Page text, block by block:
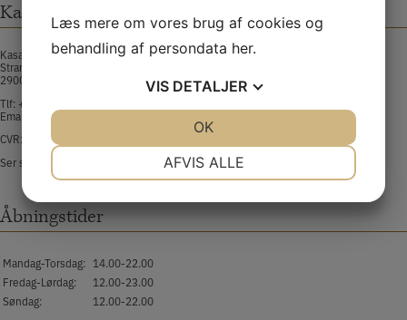
Kasai Hellerup
Kasai Sushi Hellerup
Strandvejen 213 st.th 6
2900 Hellerup
Tlf: +45 32 55 58 88​
Email:
hellerup@kasaisushi.dk
CVR: 44932024
Ser smiley-rapport
Åbningstider
Mandag-Torsdag: 14.00-22.00
Fredag-Lørdag:
12.00-23.00
Søndag:
12.00-22.00
Læs mere om vores brug af cookies og
behandling af persondata her.
VIS DETALJER
MARKETING
AFVIS ALLE
OK